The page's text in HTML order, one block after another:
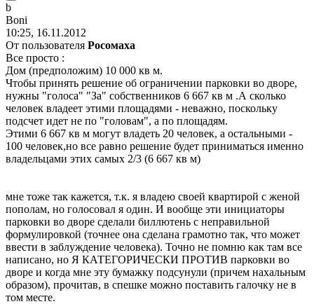
b
Bоni
10:25, 16.11.2012
От пользователя Рoсoмaхa
Все просто :
Дом (предположим) 10 000 кв м.
Чтобы принять решение об ограничении парковки во дворе,
нужны "голоса" "За" собственников 6 667 кв м .А сколько
человек владеет этими площадями - неважно, поскольку
подсчет идет не по "головам", а по площадям.
Этими 6 667 кв м могут владеть 20 человек, а остальными -
100 человек,но все равно решение будет приниматься именно
владельцами этих самых 2/3 (6 667 кв м)
мне тоже так кажется, т.к. я владею своей квартирой с женой
пополам, но голосовал я один. И вообще эти инициаторы
парковки во дворе сделали биллютень с неправильной
формулировкой (точнее она сделана грамотно так, что может
ввести в заблуждение человека). Точно не помню как там все
написано, но Я КАТЕГОРИЧЕСКИ ПРОТИВ парковки во
дворе и когда мне эту бумажку подсунули (причем нахальным
образом), прочитав, в спешке можно поставить галочку не в
том месте.